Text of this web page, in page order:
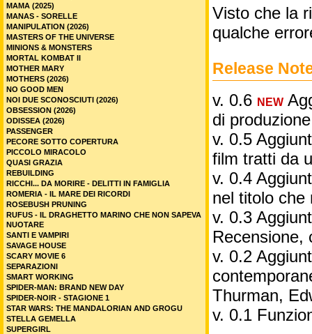
Visto che la
qualche
Release
v. 0.6 NEW
di
v. 0.5
film tratti da
v. 0.4
nel titolo che
v. 0.3
Recensione,
v. 0.2
Thurman,
v. 0.1
MAMA (2025)
MANAS - SORELLE
MANIPULATION (2026)
MASTERS OF THE UNIVERSE
MINIONS & MONSTERS
MORTAL KOMBAT II
MOTHER MARY
MOTHERS (2026)
NO GOOD MEN
NOI DUE SCONOSCIUTI (2026)
OBSESSION (2026)
ODISSEA (2026)
PASSENGER
PECORE SOTTO COPERTURA
PICCOLO MIRACOLO
QUASI GRAZIA
REBUILDING
RICCHI... DA MORIRE - DELITTI IN FAMIGLIA
ROMERIA - IL MARE DEI RICORDI
ROSEBUSH PRUNING
RUFUS - IL DRAGHETTO MARINO CHE NON SAPEVA
NUOTARE
SANTI E VAMPIRI
SAVAGE HOUSE
SCARY MOVIE 6
SEPARAZIONI
SMART WORKING
SPIDER-MAN: BRAND NEW DAY
SPIDER-NOIR - STAGIONE 1
STAR WARS: THE MANDALORIAN AND GROGU
STELLA GEMELLA
SUPERGIRL